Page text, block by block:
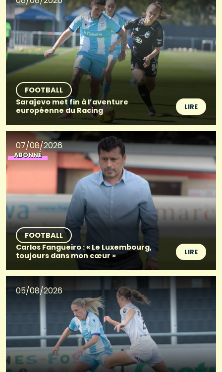
FOOTBALL
Sarajevo met fin à l’aventure
européenne du Racing
LIRE
07/08/2026
ABONNÉ
FOOTBALL
Carlos Fangueiro : « Le Luxembourg,
toujours dans mon cœur »
LIRE
05/08/2026